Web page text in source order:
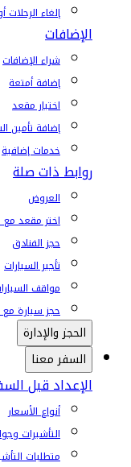
إلغاء الرحلات
الإضافات
شراء الإضافات
إضافة أمتعة
اختيار مقعد
إضافة تأمين
خدمات إضافية
روابط ذات صلة
العروض
اختر مقعد مع
حجز الفنادق
تأجير السيارات
مواقف
حجز سيارة
الحجز والإدارة
السفر معنا
الإعداد قبل
أنواع الأسعار
التأشيرات
متطلبات